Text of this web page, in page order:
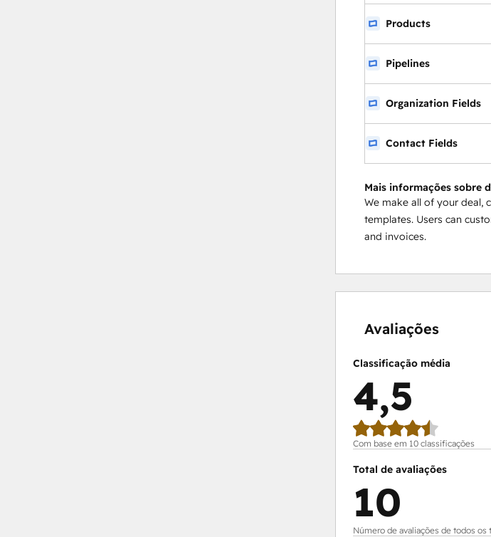
Products
Pipelines
Organization Fields
Contact Fields
Mais informações sobre
We make all of your deal,
templates. Users can
and invoices.
Avaliações
Classificação média
4,5
Com base em 10 classificações
Total de avaliações
10
Número de avaliações de todos os